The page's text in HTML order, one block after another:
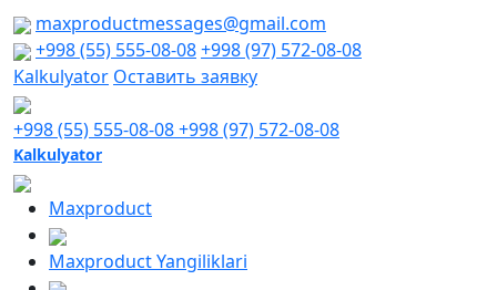
maxproductmessages@gmail.com
+998 (55) 555-08-08+998 (97) 572-08-08
Kalkulyator Оставить заявку
+998 (55) 555-08-08+998 (97) 572-08-08
Kalkulyator
Maxproduct
Maxproduct Yangiliklari